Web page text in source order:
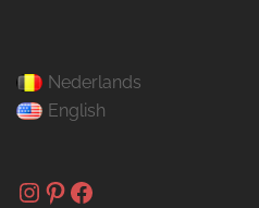
Nederlands
English
Instagram
Pinterest
Facebook